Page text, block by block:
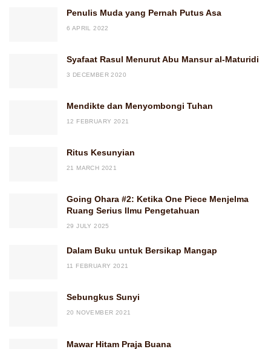
Penulis Muda yang Pernah Putus Asa
6 APRIL 2022
Syafaat Rasul Menurut Abu Mansur al-Maturidi
3 DECEMBER 2020
Mendikte dan Menyombongi Tuhan
12 FEBRUARY 2021
Ritus Kesunyian
21 MARCH 2021
Going Ohara #2: Ketika One Piece Menjelma
Ruang Serius Ilmu Pengetahuan
29 JULY 2025
Dalam Buku untuk Bersikap Mangap
11 FEBRUARY 2021
Sebungkus Sunyi
20 NOVEMBER 2021
Mawar Hitam Praja Buana